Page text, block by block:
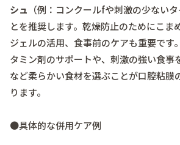
シュ （例：コンクールfや刺激の少ない
とを推奨します。乾燥防止のためにこま
ジェルの活用、食事前のケアも重要です
タミン剤のサポートや、刺激の強い食事
など柔らかい食材を選ぶことが口腔粘膜
ります。
●具体的な併用ケア例